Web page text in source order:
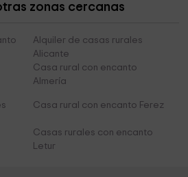
zonas cercanas
Alquiler de casas rurales
Alicante
Casa rural con encanto
Almería
Casa rural con encanto Ferez
Casas rurales con encanto
Letur